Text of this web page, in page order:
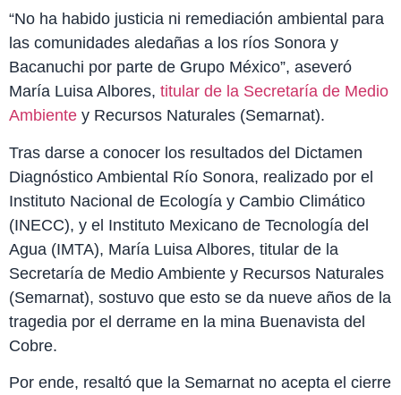
“No ha habido justicia ni remediación ambiental para
las comunidades aledañas a los ríos Sonora y
Bacanuchi por parte de Grupo México”, aseveró
María Luisa Albores, titular de la Secretaría de Medio
Ambiente y Recursos Naturales (Semarnat).
Tras darse a conocer los resultados del Dictamen
Diagnóstico Ambiental Río Sonora, realizado por el
Instituto Nacional de Ecología y Cambio Climático
(INECC), y el Instituto Mexicano de Tecnología del
Agua (IMTA), María Luisa Albores, titular de la
Secretaría de Medio Ambiente y Recursos Naturales
(Semarnat), sostuvo que esto se da nueve años de la
tragedia por el derrame en la mina Buenavista del
Cobre.
Por ende, resaltó que la Semarnat no acepta el cierre